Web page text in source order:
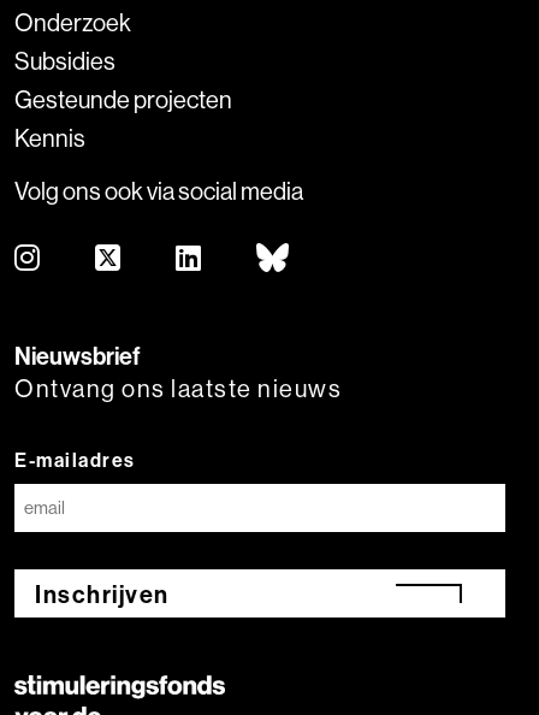
Onderzoek
Subsidies
Gesteunde projecten
Kennis
Volg ons ook via social media
Nieuwsbrief
Ontvang ons laatste nieuws
E-mailadres
Inschrijven